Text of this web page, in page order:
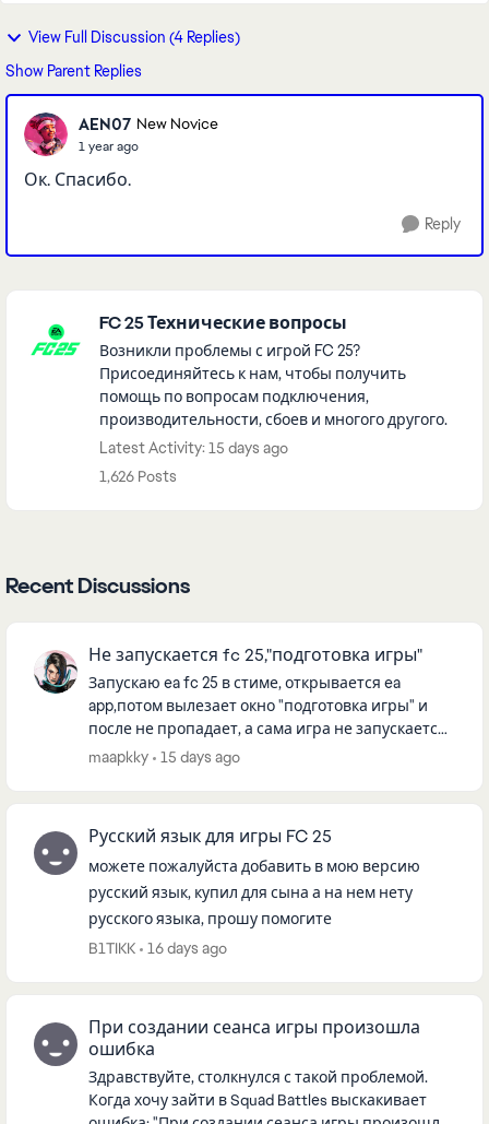
View Full Discussion (4 Replies)
Show Parent Replies
AEN07 New Novice
1 year ago
Ок. Спасибо.
Reply
FC 25 Технические вопросы
Возникли проблемы с игрой FC 25?
Присоединяйтесь к нам, чтобы получить
помощь по вопросам подключения,
производительности, сбоев и многого другого.
Latest Activity: 15 days ago
1,626 Posts
Recent Discussions
Не запускается fc 25,"подготовка игры"
Запускаю ea fc 25 в стиме, открывается ea
app,потом вылезает окно "подготовка игры" и
после не пропадает, а сама игра не запускается,
подскажите пожалуйста, что делать, буду очень
maapkky 15 days ago
Русский язык для игры FC 25
можете пожалуйста добавить в мою версию
русский язык, купил для сына а на нем нету
русского языка, прошу помогите
B1TIKK
16 days ago
При создании сеанса игры произошла
ошибка
Здравствуйте, столкнулся с такой проблемой.
Когда хочу зайти в Squad Battles выскакивает